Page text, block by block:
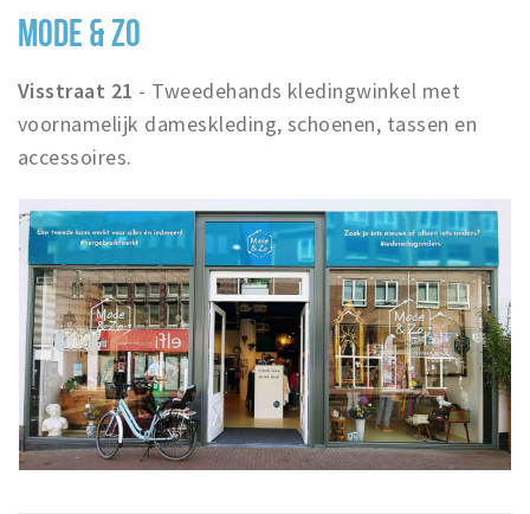
MODE & ZO
Visstraat 21 - Tweedehands kledingwinkel met
voornamelijk dameskleding, schoenen, tassen en
accessoires.